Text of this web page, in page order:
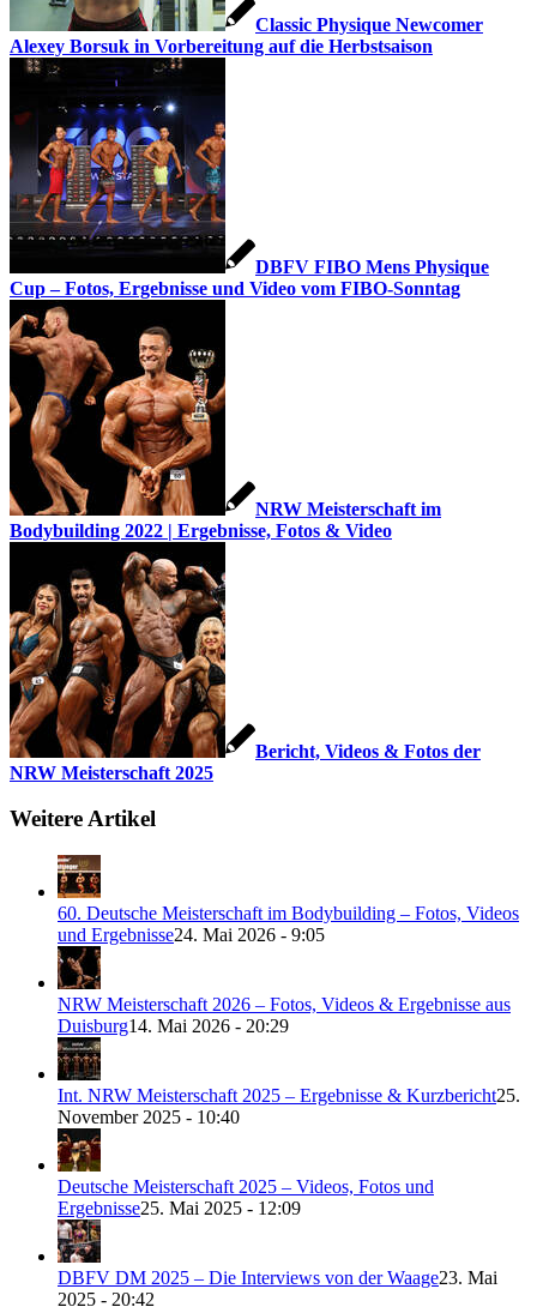
Classic Physique Newcomer
Alexey Borsuk in Vorbereitung auf die Herbstsaison
DBFV FIBO Mens Physique
Cup – Fotos, Ergebnisse und Video vom FIBO-Sonntag
NRW Meisterschaft im
Bodybuilding 2022 | Ergebnisse, Fotos & Video
Bericht, Videos & Fotos der
NRW Meisterschaft 2025
Weitere Artikel
60. Deutsche Meisterschaft im Bodybuilding – Fotos, Videos
und Ergebnisse24. Mai 2026 - 9:05
NRW Meisterschaft 2026 – Fotos, Videos & Ergebnisse aus
Duisburg14. Mai 2026 - 20:29
Int. NRW Meisterschaft 2025 – Ergebnisse & Kurzbericht25.
November 2025 - 10:40
Deutsche Meisterschaft 2025 – Videos, Fotos und
Ergebnisse25. Mai 2025 - 12:09
DBFV DM 2025 – Die Interviews von der Waage23. Mai
2025 - 20:42